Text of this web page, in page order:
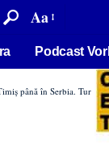
Aa
Podcast
până în Serbia. Tur